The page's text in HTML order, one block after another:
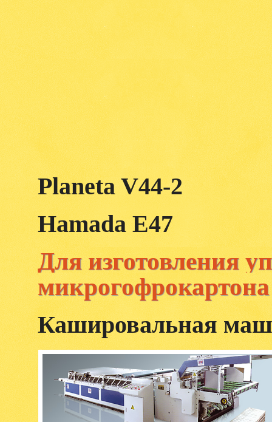
Planeta V44-2
Hamada E47
Для изготовления
микрогофрокартона
Кашировальная